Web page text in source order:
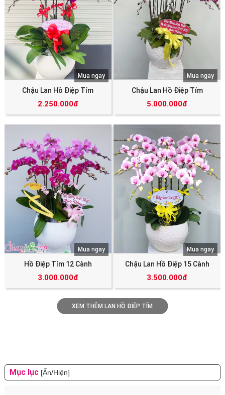
Chậu Lan Hồ Điệp Tím
2.250.000đ
Mua ngay
Chậu Lan Hồ Điệp Tím
5.000.000đ
Mua ngay
Hồ Điệp Tím 12 Cành
3.000.000đ
Mua ngay
Chậu Lan Hồ Điệp 15 Cành
3.500.000đ
Mua ngay
XEM THÊM LAN HỒ ĐIỆP TÍM
Mục lục [Ẩn/Hiện]